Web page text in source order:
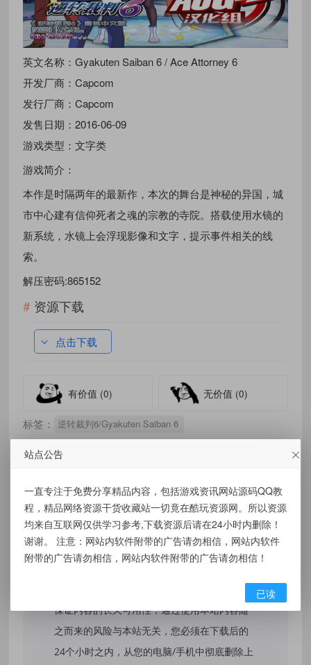
英文名称：Gyakuten Saiban 6 / Ace Attorney 6
开发厂商：Capcom
发行厂商：Capcom
发售日期：2016-06-09
游戏类型：文字类
游戏简介：
本作是时隔两年的最新作，本次的舞台是神秘的异国，城
市中心建有信仰死者之魂的宗教的寺院。搭载使用水镜的
新系统，水镜上会浮现影像和文字，提示事件相关的线
索。
解压密码:865152
资源下载
点击下载
有价值 (0) 无价值 (0)
标签： 逆转裁判6/Gyakuten Saiban 6
免责声明：
本站提供的资源，都来自网络，版权争议与本
站无关，所有内容及软件的文章仅限用于学习
保证内容的长久可用性，通过使用本站内容随
之而来的风险与本站无关，您必须在下载后的
24个小时之内，从您的电脑/手机中彻底删除上
站点公告
一直专注于免费分享精品内容，包括游戏资讯网站源码QQ教
程，精品网络资源干货收藏站一切竟在酷玩资源网。所以资源
均来自互联网仅供学习参考,下载资源后请在24小时内删除！
谢谢。 注意：网站内软件附带的广告请勿相信，网站内软件
附带的广告请勿相信，网站内软件附带的广告请勿相信！
已读